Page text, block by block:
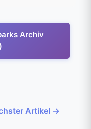
Archiv
Artikel →